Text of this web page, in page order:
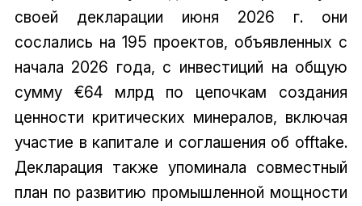
своей декларации июня 2026 г. они
сослались на 195 проектов, объявленных с
начала 2026 года, с инвестиций на общую
сумму €64 млрд по цепочкам создания
ценности критических минералов, включая
участие в капитале и соглашения об offtake.
Декларация также упоминала совместный
план по развитию промышленной мощности